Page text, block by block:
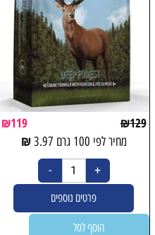
₪129
₪119
מחיר לפי 100 גרם 3.97
₪
פרטים נוספים
הוסף לסל